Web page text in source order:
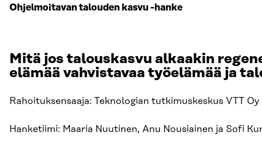
Ohjelmoitavan talouden kasvu -hanke
Mitä jos talouskasvu alkaakin
elämää vahvistavaa työelämää ja
Rahoituksensaaja: Teknologian tutkimuskeskus VTT Oy
Hanketiimi: Maaria Nuutinen, Anu Nousiainen ja Sofi